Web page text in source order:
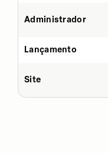
Administrador
Lançamento
Site